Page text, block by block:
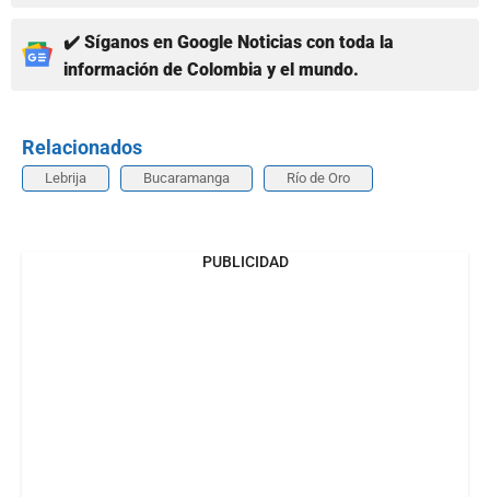
✔️ Síganos en Google Noticias con toda la
información de Colombia y el mundo.
Relacionados
Lebrija Bucaramanga Río de Oro
PUBLICIDAD